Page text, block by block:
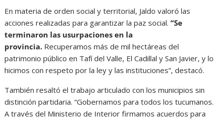
En materia de orden social y territorial, Jaldo valoró las
acciones realizadas para garantizar la paz social. “Se
terminaron las usurpaciones en la
provincia. Recuperamos más de mil hectáreas del
patrimonio público en Tafí del Valle, El Cadillal y San Javier, y lo
hicimos con respeto por la ley y las instituciones”, destacó.
También resaltó el trabajo articulado con los municipios sin
distinción partidaria. “Gobernamos para todos los tucumanos.
A través del Ministerio de Interior firmamos acuerdos para